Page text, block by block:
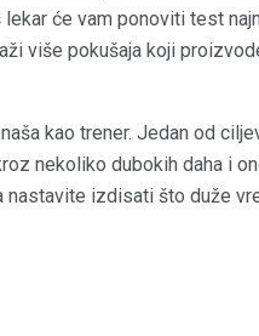
će vam ponoviti test
više pokušaja koji
kao trener. Jedan od
nekoliko dubokih daha i
nastavite izdisati što duže